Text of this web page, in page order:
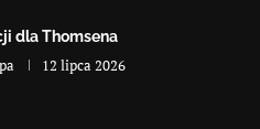
dla Thomsena
12 lipca 2026